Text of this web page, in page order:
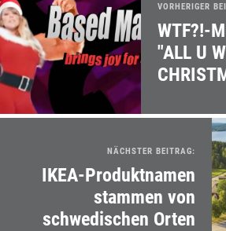
VORHERIGER
WTF?!-
"ALL U
NÄCHSTER BEITRAG:
IKEA-Produktnamen
stammen von
schwedischen Orten